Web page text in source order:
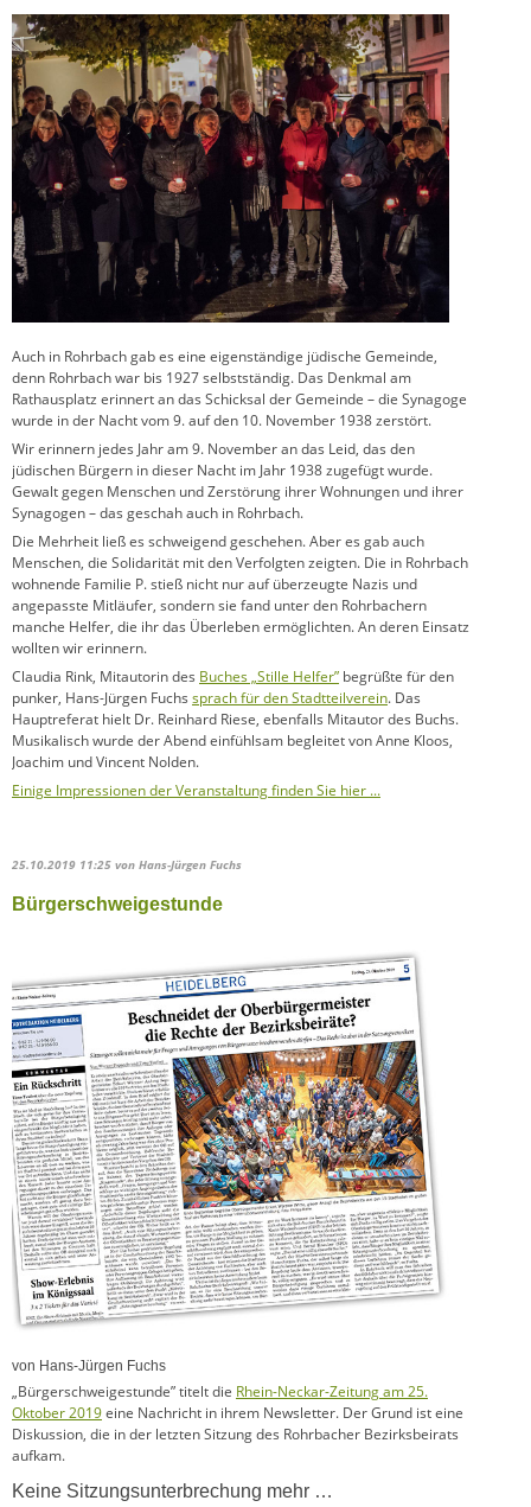
Auch in Rohrbach gab es eine eigenständige jüdische Gemeinde,
denn Rohrbach war bis 1927 selbstständig. Das Denkmal am
Rathausplatz erinnert an das Schicksal der Gemeinde – die Synagoge
wurde in der Nacht vom 9. auf den 10. November 1938 zerstört.
Wir erinnern jedes Jahr am 9. November an das Leid, das den
jüdischen Bürgern in dieser Nacht im Jahr 1938 zugefügt wurde.
Gewalt gegen Menschen und Zerstörung ihrer Wohnungen und ihrer
Synagogen – das geschah auch in Rohrbach.
Die Mehrheit ließ es schweigend geschehen. Aber es gab auch
Menschen, die Solidarität mit den Verfolgten zeigten. Die in Rohrbach
wohnende Familie P. stieß nicht nur auf überzeugte Nazis und
angepasste Mitläufer, sondern sie fand unter den Rohrbachern
manche Helfer, die ihr das Überleben ermöglichten. An deren Einsatz
wollten wir erinnern.
Claudia Rink, Mitautorin des Buches „Stille Helfer” begrüßte für den
punker, Hans-Jürgen Fuchs sprach für den Stadtteilverein. Das
Hauptreferat hielt Dr. Reinhard Riese, ebenfalls Mitautor des Buchs.
Musikalisch wurde der Abend einfühlsam begleitet von Anne Kloos,
Joachim und Vincent Nolden.
Einige Impressionen der Veranstaltung finden Sie hier ...
25.10.2019 11:25 von Hans-Jürgen Fuchs
Bürgerschweigestunde
von Hans-Jürgen Fuchs
„Bürgerschweigestunde” titelt die Rhein-Neckar-Zeitung am 25.
Oktober 2019eine Nachricht in ihrem Newsletter. Der Grund ist eine
Diskussion, die in der letzten Sitzung des Rohrbacher Bezirksbeirats
aufkam.
Keine Sitzungsunterbrechung mehr …